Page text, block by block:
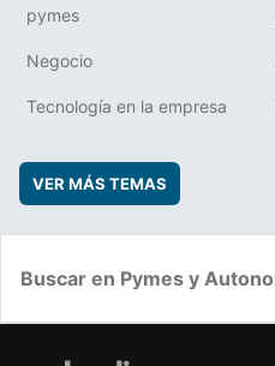
pymes
Negocio
Tecnología en la empresa
VER MÁS TEMAS